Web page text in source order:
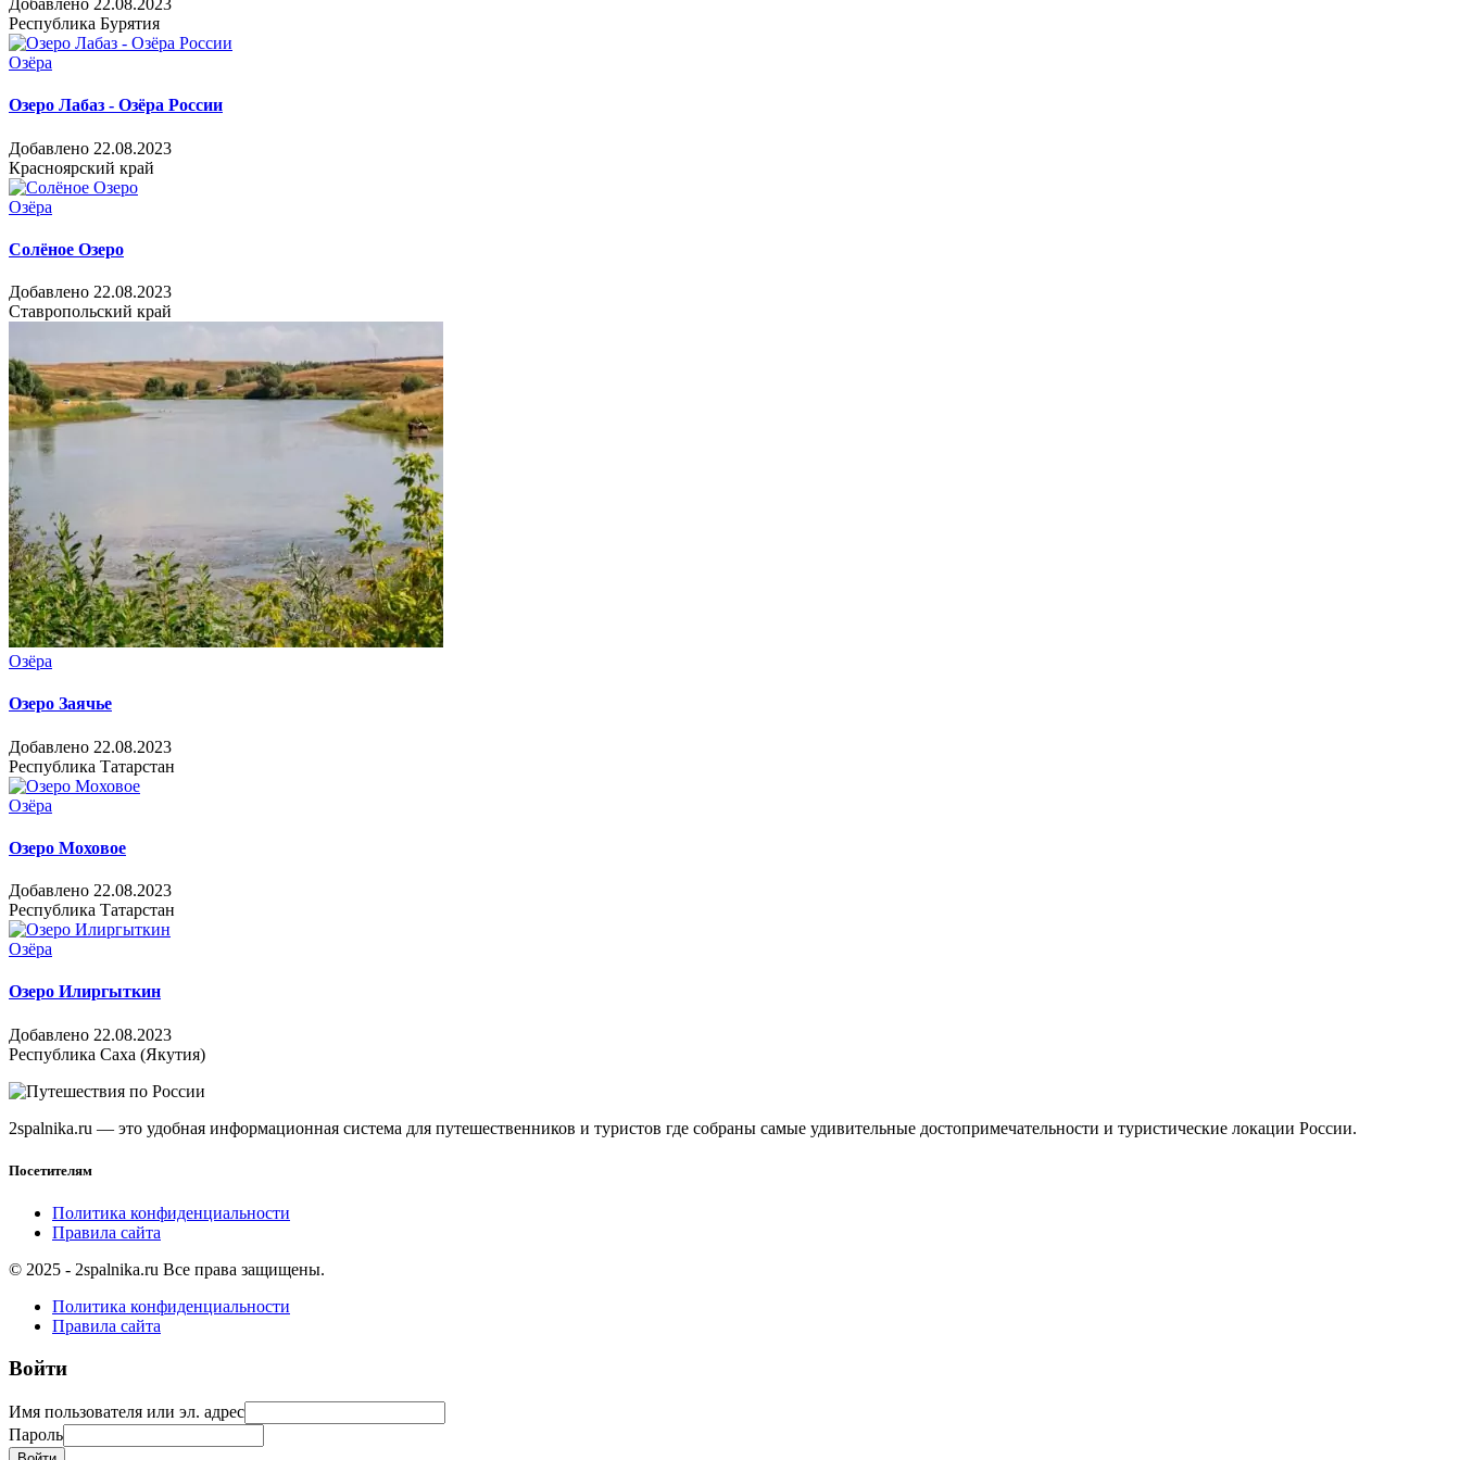
Добавлено 22.08.2023
Республика Бурятия
Озёра
Озеро Лабаз - Озёра России
Добавлено 22.08.2023
Красноярский край
Озёра
Солёное Озеро
Добавлено 22.08.2023
Ставропольский край
Озёра
Озеро Заячье
Добавлено 22.08.2023
Республика Татарстан
Озёра
Озеро Моховое
Добавлено 22.08.2023
Республика Татарстан
Озёра
Озеро Илиргыткин
Добавлено 22.08.2023
Республика Саха (Якутия)
2spalnika.ru — это удобная информационная система для путешественников и туристов где собраны самые удивительные достопримечательности и туристические локации России.
Посетителям
Политика конфиденциальности
Правила сайта
© 2025 - 2spalnika.ru Все права защищены.
Политика конфиденциальности
Правила сайта
Войти
Имя пользователя или эл. адрес
Пароль